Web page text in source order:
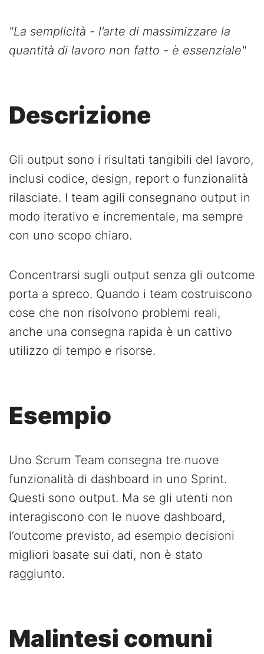
"La semplicità - l’arte di massimizzare la
quantità di lavoro non fatto - è essenziale"
Descrizione
Gli output sono i risultati tangibili del lavoro,
inclusi codice, design, report o funzionalità
rilasciate. I team agili consegnano output in
modo iterativo e incrementale, ma sempre
con uno scopo chiaro.
Concentrarsi sugli output senza gli outcome
porta a spreco. Quando i team costruiscono
cose che non risolvono problemi reali,
anche una consegna rapida è un cattivo
utilizzo di tempo e risorse.
Esempio
Uno Scrum Team consegna tre nuove
funzionalità di dashboard in uno Sprint.
Questi sono output. Ma se gli utenti non
interagiscono con le nuove dashboard,
l’outcome previsto, ad esempio decisioni
migliori basate sui dati, non è stato
raggiunto.
Malintesi comuni